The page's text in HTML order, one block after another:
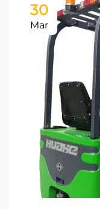
30
Mar